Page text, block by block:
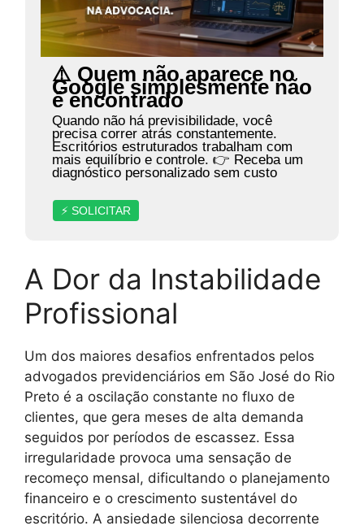
⚠️ Quem não aparece no
Google simplesmente não
é encontrado
Quando não há previsibilidade, você
precisa correr atrás constantemente.
Escritórios estruturados trabalham com
mais equilíbrio e controle. 👉 Receba um
diagnóstico personalizado sem custo
⚡ SOLICITAR
A Dor da Instabilidade
Profissional
Um dos maiores desafios enfrentados pelos
advogados previdenciários em São José do Rio
Preto é a oscilação constante no fluxo de
clientes, que gera meses de alta demanda
seguidos por períodos de escassez. Essa
irregularidade provoca uma sensação de
recomeço mensal, dificultando o planejamento
financeiro e o crescimento sustentável do
escritório. A ansiedade silenciosa decorrente